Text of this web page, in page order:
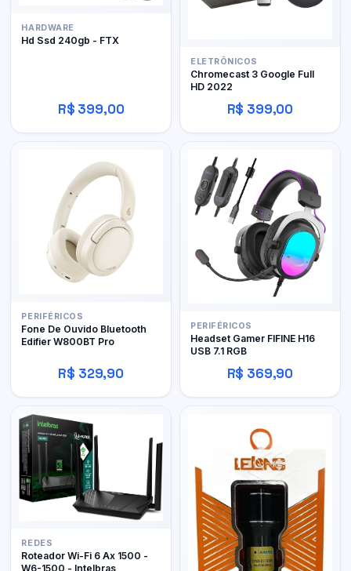
HARDWARE
Hd Ssd 240gb - FTX
R$ 399,00
ELETRÔNICOS
Chromecast 3 Google Full
HD 2022
R$ 399,00
PERIFÉRICOS
Fone De Ouvido Bluetooth
Edifier W800BT Pro
R$ 329,90
PERIFÉRICOS
Headset Gamer FIFINE H16
USB 7.1 RGB
R$ 369,90
REDES
Roteador Wi-Fi 6 Ax 1500 -
W6-1500 - Intelbras